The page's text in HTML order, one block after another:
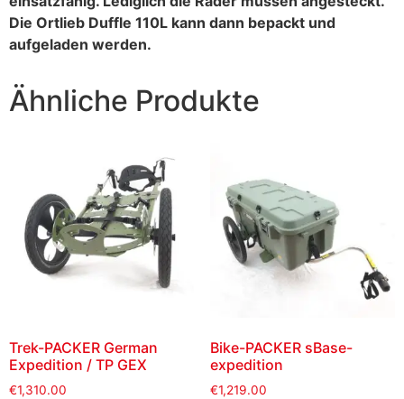
Die Ortlieb Duffle 110L kann dann bepackt und
aufgeladen werden.
Ähnliche Produkte
Trek-PACKER German
Expedition / TP GEX
€1,310.00
Bike-PACKER sBase-
expedition
€1,219.00